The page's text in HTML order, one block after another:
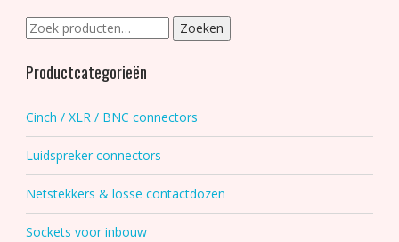
gekozen
worden
Zoeken
naar:
Zoeken
Productcategorieën
Cinch / XLR / BNC connectors
Luidspreker connectors
Netstekkers & losse contactdozen
Sockets voor inbouw